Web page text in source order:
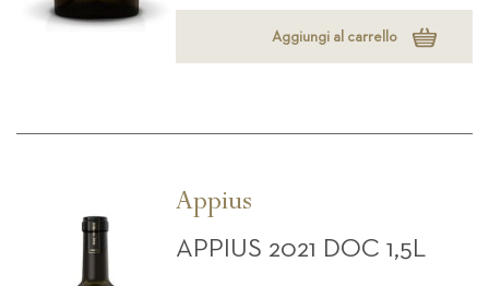
Aggiungi al carrello
Appius
APPIUS 2021 DOC 1,5L